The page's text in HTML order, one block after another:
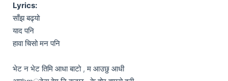
Lyrics:
साँझ बढ्यो
याद पनि
हावा चिसो मन पनि
भेट न भेट तिमि आधा बाटो , म आउछु आधी